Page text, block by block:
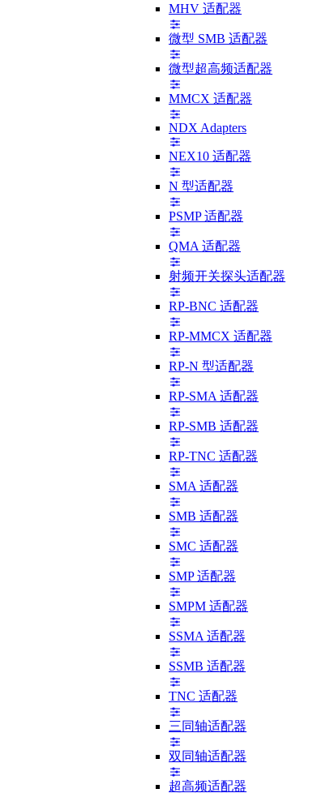
MHV 适配器
微型 SMB 适配器
微型超高频适配器
MMCX 适配器
NDX Adapters
NEX10 适配器
N 型适配器
PSMP 适配器
QMA 适配器
射频开关探头适配器
RP-BNC 适配器
RP-MMCX 适配器
RP-N 型适配器
RP-SMA 适配器
RP-SMB 适配器
RP-TNC 适配器
SMA 适配器
SMB 适配器
SMC 适配器
SMP 适配器
SMPM 适配器
SSMA 适配器
SSMB 适配器
TNC 适配器
三同轴适配器
双同轴适配器
超高频适配器